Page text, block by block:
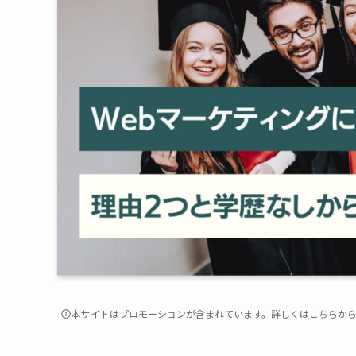
本サイトはプロモーションが含まれています。詳しくはこちらか